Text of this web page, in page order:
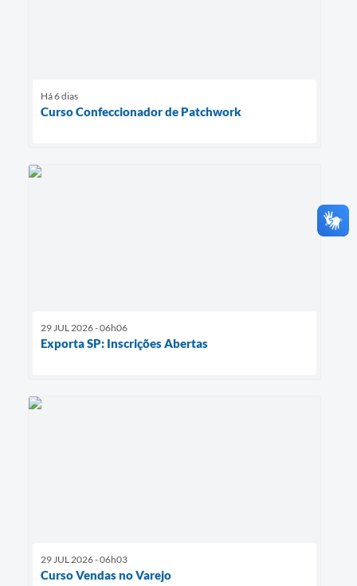
Há 6 dias
Curso Confeccionador de Patchwork
29 JUL 2026 - 06h06
Exporta SP: Inscrições Abertas
29 JUL 2026 - 06h03
Curso Vendas no Varejo